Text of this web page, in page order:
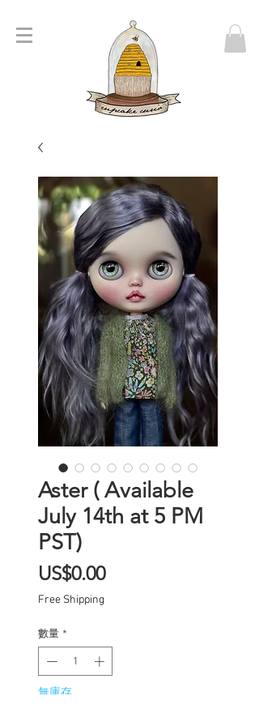
Aster ( Available
July 14th at 5 PM
PST)
US$0.00價
Free Shipping
數量 *
無庫存